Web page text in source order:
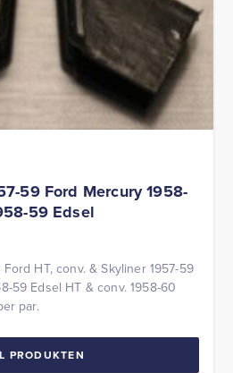
59 Ford Mercury 1958-
59 Edsel
HT, conv. & Skyliner 1957-59
59 Edsel HT & conv. 1958-60
par.
PRODUKTEN